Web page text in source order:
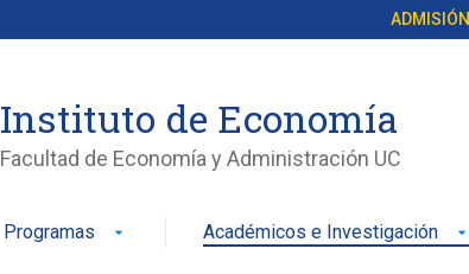
ADMISIÓN
Instituto de Economía
Facultad de Economía y Administración UC
Programas arrow_drop_down Académicos e Investigación arrow_drop_down